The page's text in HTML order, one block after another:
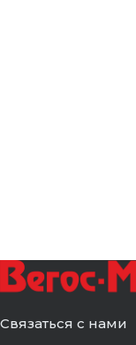
Связаться с нами